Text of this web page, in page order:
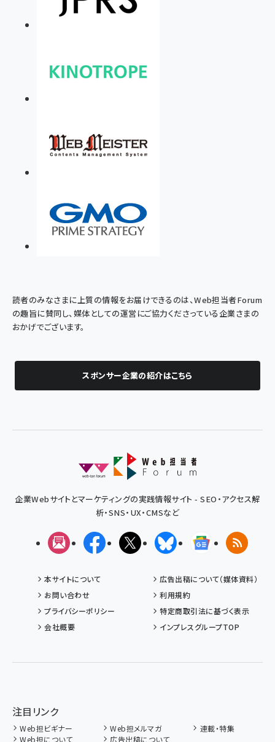
読者のみなさまに上質の情報をお届けできるのは、Web担当者Forum
の趣旨に賛同し、媒体としての運営にご協力くださっている企業さまの
おかげでございます。
スポンサー企業の紹介はこちら
企業Webサイトとマーケティングの実践情報サイト - SEO・アクセス解
析・SNS・UX・CMSなど
メルマガFacebookX(エックス)BlueskyGoogleニュ
RSS
本サイトについて
広告出稿について（媒体資料）
お問い合わせ
利用規約
プライバシーポリシー
特定商取引法に基づく表示
会社概要
インプレスグループTOP
注目リンク
Web担ビギナー Web担メルマガ
連載・特集
Web担について
広告出稿について